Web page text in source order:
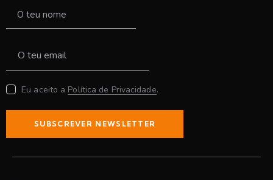
Eu aceito a Política de Privacidade.
SUBSCREVER NEWSLETTER